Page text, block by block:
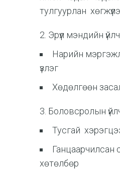
тулгуурлан
2. Эрүүл мэндийн
Нарийн
үзлэг
Хөдөлгөөн
3. Боловсролын
Тусгай
Ганцаарчилсан
хөтөлбөр